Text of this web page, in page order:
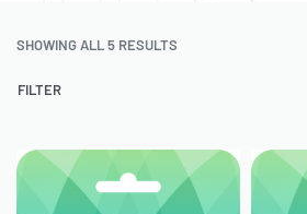
SHOWING ALL 5 RESULTS
FILTER